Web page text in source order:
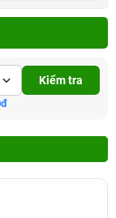
Kiểm tra